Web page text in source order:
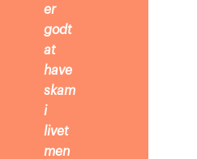
er
godt
at
have
skam
i
livet
men